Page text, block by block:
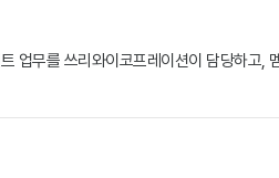
무를 쓰리와이코프레이션이 담당하고